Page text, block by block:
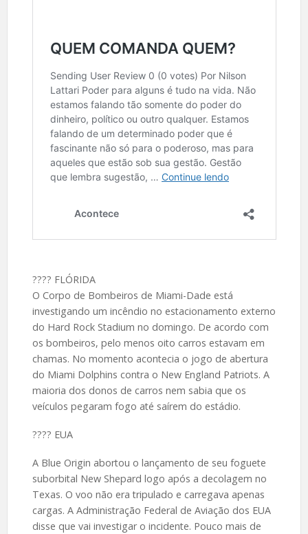
????️ FLÓRIDA
O Corpo de Bombeiros de Miami-Dade está
investigando um incêndio no estacionamento externo
do Hard Rock Stadium no domingo. De acordo com
os bombeiros, pelo menos oito carros estavam em
chamas. No momento acontecia o jogo de abertura
do Miami Dolphins contra o New England Patriots. A
maioria dos donos de carros nem sabia que os
veículos pegaram fogo até saírem do estádio.
????️ EUA
A Blue Origin abortou o lançamento de seu foguete
suborbital New Shepard logo após a decolagem no
Texas. O voo não era tripulado e carregava apenas
cargas. A Administração Federal de Aviação dos EUA
disse que vai investigar o incidente. Pouco mais de